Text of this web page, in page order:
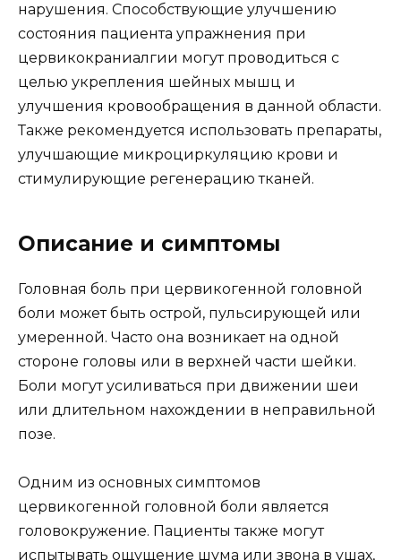
нарушения. Способствующие улучшению
состояния пациента упражнения при
цервикокраниалгии могут проводиться с
целью укрепления шейных мышц и
улучшения кровообращения в данной области.
Также рекомендуется использовать препараты,
улучшающие микроциркуляцию крови и
стимулирующие регенерацию тканей.
Описание и симптомы
Головная боль при цервикогенной головной
боли может быть острой, пульсирующей или
умеренной. Часто она возникает на одной
стороне головы или в верхней части шейки.
Боли могут усиливаться при движении шеи
или длительном нахождении в неправильной
позе.
Одним из основных симптомов
цервикогенной головной боли является
головокружение. Пациенты также могут
испытывать ощущение шума или звона в ушах,